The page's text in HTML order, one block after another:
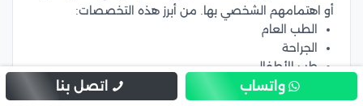
أو اهتمامهم الشخصي بها. من أبرز هذه التخصصات:
الطب العام
الجراحة
طب الأطفال
النسائية والتوليد
واتساب اتصل بنا